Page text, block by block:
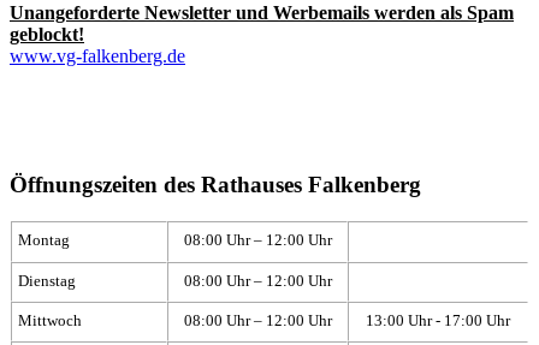
Unangeforderte Newsletter und Werbemails werden als Spam
geblockt!
www.vg-falkenberg.de
Öffnungszeiten des Rathauses Falkenberg
Montag 08:00 Uhr – 12:00 Uhr
Dienstag 08:00 Uhr – 12:00 Uhr
Mittwoch 08:00 Uhr – 12:00 Uhr 13:00 Uhr - 17:00 Uhr